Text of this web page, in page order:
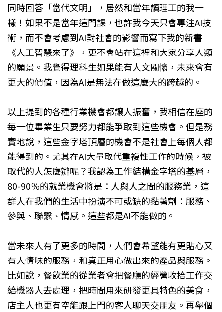
同時回答「當代文明」，居然和當年讀理工的我一
樣！如果不是當年這門課，也許我今天只會專注AI技
術，而不會考慮到AI對社會的影響而寫下我的新書
《人工智慧來了》，更不會站在這裡和大家分享人類
的願景。我覺得理科生如果能有人文關懷，未來會有
更大的價值，因為AI是無法在做這麼大的跨越的。
以上提到的各種行業機會都讓人振奮，我相信在座的
每一位畢業生只要努力都能爭取到這些機會。但是務
實地說，這些金字塔頂層的機會不是社會上每個人都
能得到的。尤其在AI大量取代重複性工作的時候，被
取代的人怎麼辦呢？我認為工作結構金字塔的基層，
80-90％的就業機會將是：人與人之間的服務業，這
群人在我們的生活中扮演不可或缺的黏著劑：服務、
參與、聯繫、情感。這些都是AI不能做的。
當未來人有了更多的時間，人們會希望能有更貼心又
有人情味的服務，和真正用心做出來的產品與服務。
比如說，餐飲業的從業者會把餐廳的經營收拾工作交
給機器人去處理，把時間用來研發更具特色的美食，
店主人也更有空能跟上門的客人聊天交朋友。再舉個